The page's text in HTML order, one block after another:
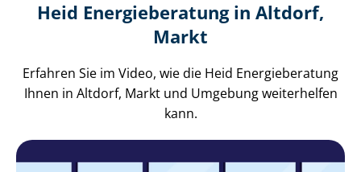
Heid Energieberatung in Altdorf,
Markt
Erfahren Sie im Video, wie die Heid Energieberatung
Ihnen in Altdorf, Markt und Umgebung weiterhelfen
kann.